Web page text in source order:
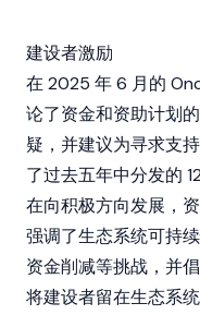
建设者激励
在 2025 年 6 月的
论了资金和资助计划
疑，并建议为寻求支
了过去五年中分发的
在向积极方向发展，
强调了生态系统可持
资金削减等挑战，并
将建设者留在生态系